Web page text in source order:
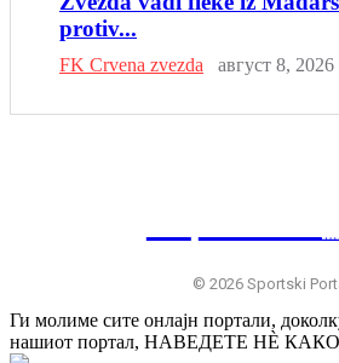
protiv...
FK Crvena zvezda август 8, 2026
© 2026 Sportski
Ги молиме сите онлајн портали,
нашиот портал, НАВЕДЕТЕ НÈ